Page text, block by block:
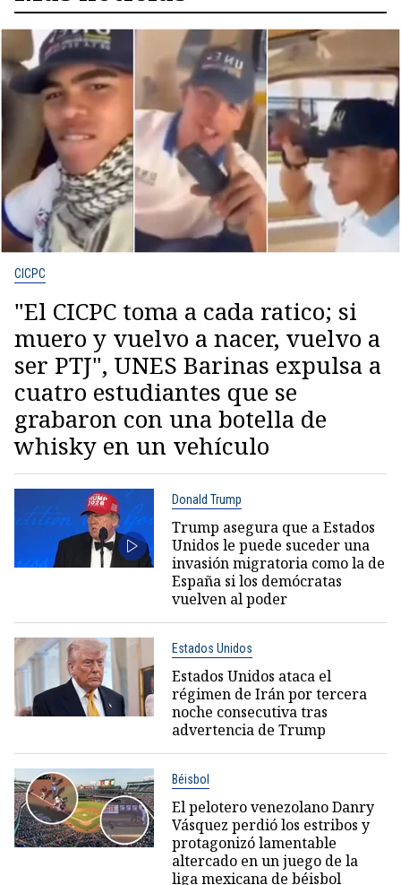
CICPC
"El CICPC toma a cada ratico; si
muero y vuelvo a nacer, vuelvo a
ser PTJ", UNES Barinas expulsa a
cuatro estudiantes que se
grabaron con una botella de
whisky en un vehículo
Donald Trump
Trump asegura que a Estados
Unidos le puede suceder una
invasión migratoria como la de
España si los demócratas
vuelven al poder
Estados Unidos
Estados Unidos ataca el
régimen de Irán por tercera
noche consecutiva tras
advertencia de Trump
Béisbol
El pelotero venezolano Danry
Vásquez perdió los estribos y
protagonizó lamentable
altercado en un juego de la
liga mexicana de béisbol